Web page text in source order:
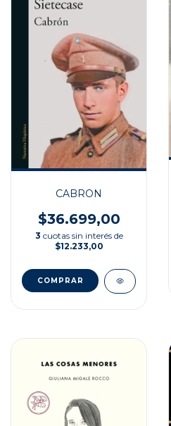
CABRON
$36.699,00
3 cuotas sin interés de
$12.233,00